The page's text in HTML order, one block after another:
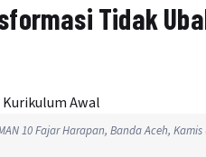
Tidak
10 Fajar Harapan, Banda Aceh,